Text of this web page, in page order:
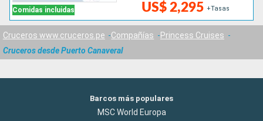
Comidas incluidas US$ 2,295 +Tasas
Cruceros www.cruceros.pe Compañías
Princess Cruises
Cruceros desde Puerto Canaveral
Barcos más populares
MSC World Europa